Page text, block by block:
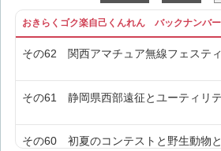
おきらくゴク楽自己くんれん バックナンバー
その62 関西アマチュア無線フェステ
その61 静岡県西部遠征とユーティリ
その60 初夏のコンテストと野生動物